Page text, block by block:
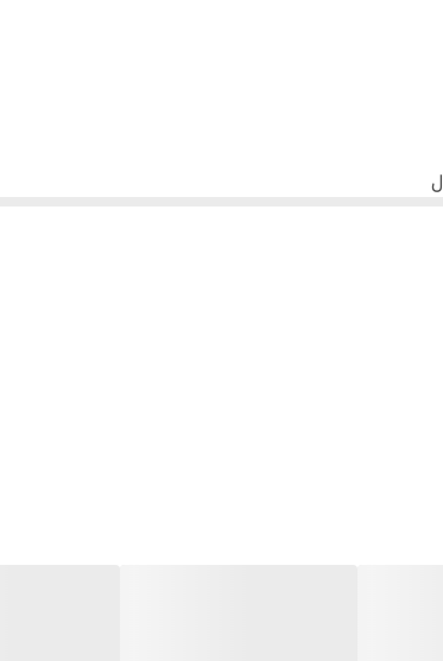
بنابراین درآب و هوایی که تعرق بدن زیاد است رطوبت